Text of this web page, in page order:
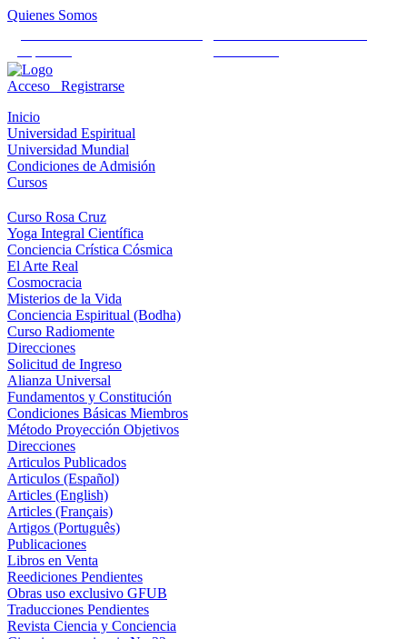
Quienes Somos
Acceso
Registrarse
Inicio
Universidad Espiritual
Universidad Mundial
Condiciones de Admisión
Cursos
Curso Rosa Cruz
Yoga Integral Científica
Conciencia Crística Cósmica
El Arte Real
Cosmocracia
Misterios de la Vida
Conciencia Espiritual (Bodha)
Curso Radiomente
Direcciones
Solicitud de Ingreso
Alianza Universal
Fundamentos y Constitución
Condiciones Básicas Miembros
Método Proyección Objetivos
Direcciones
Articulos Publicados
Articulos (Español)
Articles (English)
Articles (Français)
Artigos (Português)
Publicaciones
Libros en Venta
Reediciones Pendientes
Obras uso exclusivo GFUB
Traducciones Pendientes
Revista Ciencia y Conciencia